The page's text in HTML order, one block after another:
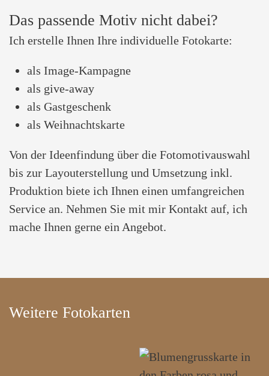
Das passende Motiv nicht dabei?
Ich erstelle Ihnen Ihre individuelle Fotokarte:
als Image-Kampagne
als give-away
als Gastgeschenk
als Weihnachtskarte
Von der Ideenfindung über die Fotomotivauswahl
bis zur Layouterstellung und Umsetzung inkl.
Produktion biete ich Ihnen einen umfangreichen
Service an. Nehmen Sie mit mir Kontakt auf, ich
mache Ihnen gerne ein Angebot.
Weitere Fotokarten